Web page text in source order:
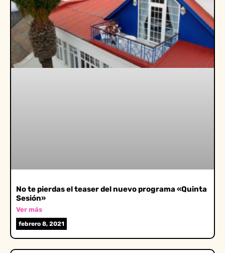
No te pierdas el teaser del nuevo programa «Quinta
Sesión»
Ver más
febrero 8, 2021